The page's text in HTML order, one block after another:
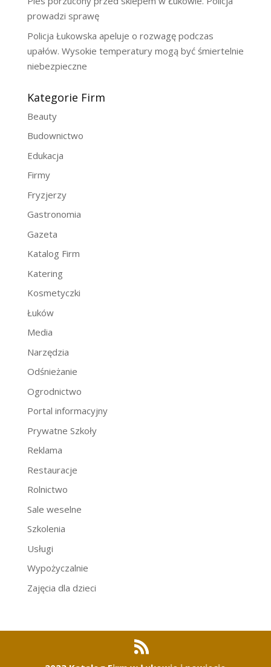
prowadzi sprawę
Policja Łukowska apeluje o rozwagę podczas
upałów. Wysokie temperatury mogą być śmiertelnie
niebezpieczne
Kategorie Firm
Beauty
Budownictwo
Edukacja
Firmy
Fryzjerzy
Gastronomia
Gazeta
Katalog Firm
Katering
Kosmetyczki
Łuków
Media
Narzędzia
Odśnieżanie
Ogrodnictwo
Portal informacyjny
Prywatne Szkoły
Reklama
Restauracje
Rolnictwo
Sale weselne
Szkolenia
Usługi
Wypożyczalnie
Zajęcia dla dzieci